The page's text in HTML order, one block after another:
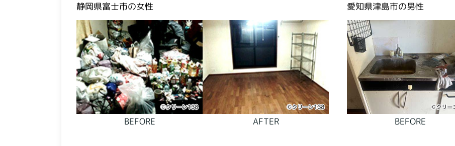
静岡県富士市の女性
BEFORE AFTER
愛知県津島市の男性
BEFORE